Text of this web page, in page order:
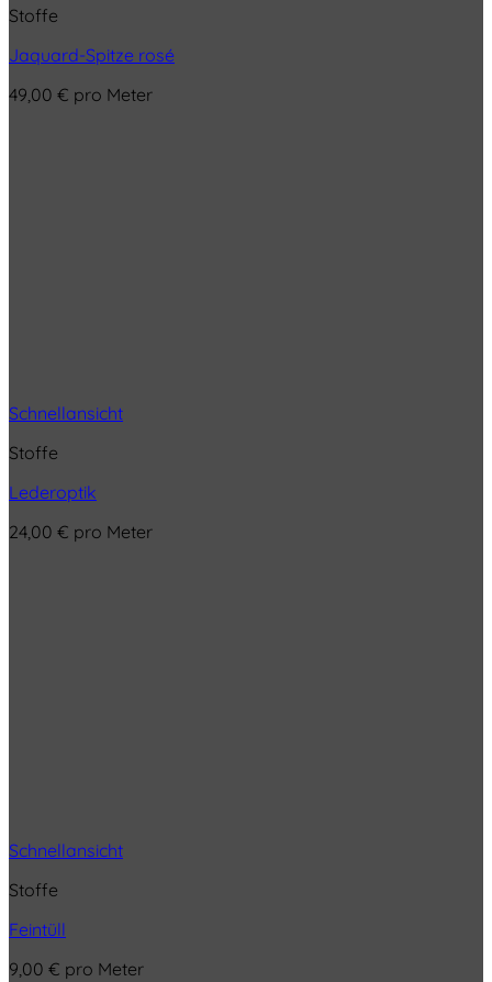
Stoffe
Jaquard-Spitze rosé
49,00 € pro Meter
Schnellansicht
Stoffe
Lederoptik
24,00 € pro Meter
Schnellansicht
Stoffe
Feintüll
9,00 € pro Meter